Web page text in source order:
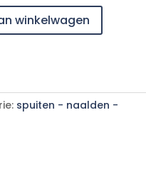
winkelwagen
spuiten - naalden -